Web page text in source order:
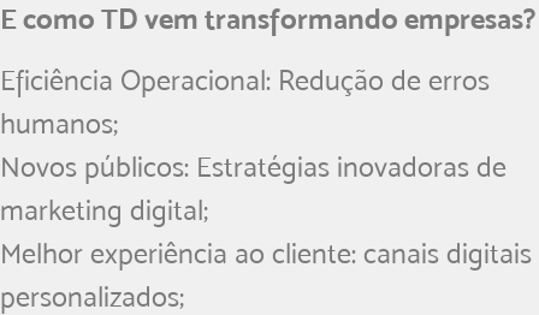
E como TD vem transformando empresas?
Eficiência Operacional: Redução de erros
humanos;
Novos públicos: Estratégias inovadoras de
marketing digital;
Melhor experiência ao cliente: canais digitais
personalizados;